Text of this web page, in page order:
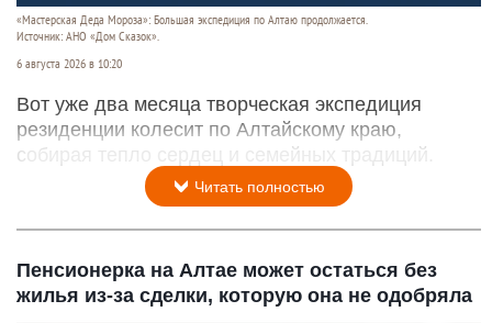
«Мастерская Деда Мороза»: Большая экспедиция по Алтаю продолжается.
Источник: АНО «Дом Сказок».
6 августа 2026 в 10:20
Вот уже два месяца творческая экспедиция
резиденции колесит по Алтайскому краю,
собирая тепло сердец и семейных традиций.
Читать полностью
Пенсионерка на Алтае может остаться без
жилья из-за сделки, которую она не одобряла